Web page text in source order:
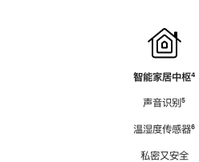
智能家居中枢脚
⁴
声音识别脚
⁵
温湿度传感器脚
⁶
私密又安全